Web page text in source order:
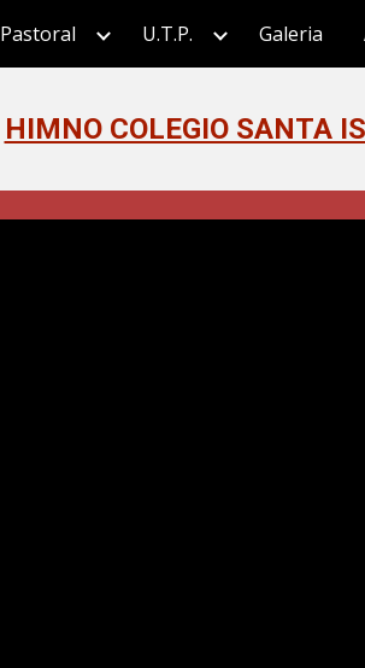
Skip to main content
Pastoral U.T.P. Galeria
HIMNO COLEGIO SANTA